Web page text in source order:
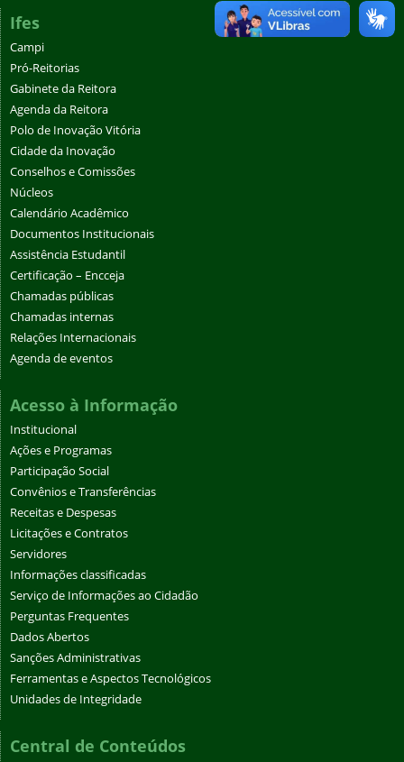
Ifes
Campi
Pró-Reitorias
Gabinete da Reitora
Agenda da Reitora
Polo de Inovação Vitória
Cidade da Inovação
Conselhos e Comissões
Núcleos
Calendário Acadêmico
Documentos Institucionais
Assistência Estudantil
Certificação – Encceja
Chamadas públicas
Chamadas internas
Relações Internacionais
Agenda de eventos
Acesso à Informação
Institucional
Ações e Programas
Participação Social
Convênios e Transferências
Receitas e Despesas
Licitações e Contratos
Servidores
Informações classificadas
Serviço de Informações ao Cidadão
Perguntas Frequentes
Dados Abertos
Sanções Administrativas
Ferramentas e Aspectos Tecnológicos
Unidades de Integridade
Central de Conteúdos